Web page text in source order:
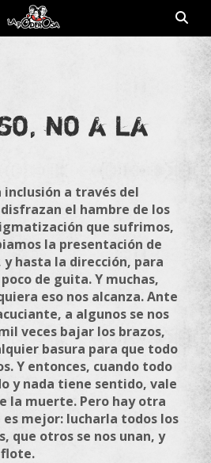
no a la
inclusión a través del
el hambre de los
que sufrimos,
la presentación de
hasta la dirección, para
de guita. Y muchas,
eso nos alcanza. Ante
a algunos se nos
veces bajar los brazos,
basura para que todo
Y entonces, cuando todo
y nada tiene sentido, vale
la muerte. Pero hay otra
mejor: lucharla todos los
que otros se nos unan, y